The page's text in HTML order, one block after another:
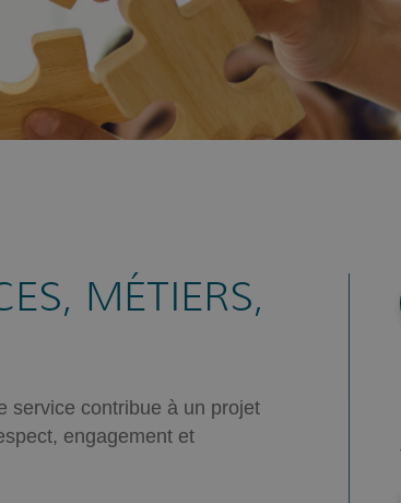
MÉTIERS,
service contribue à un projet
engagement et